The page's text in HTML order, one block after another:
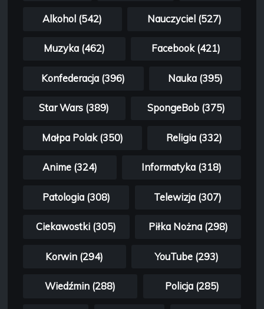
Alkohol (542) Nauczyciel (527)
Muzyka (462) Facebook (421)
Konfederacja (396) Nauka (395)
Star Wars (389) SpongeBob (375)
Małpa Polak (350) Religia (332)
Anime (324) Informatyka (318)
Patologia (308) Telewizja (307)
Ciekawostki (305) Piłka Nożna (298)
Korwin (294) YouTube (293)
Wiedźmin (288) Policja (285)